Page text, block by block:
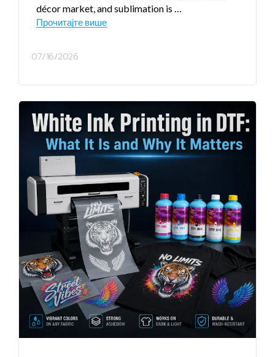
décor market,and sublimation is …
Прочитајте више
07/16/2026